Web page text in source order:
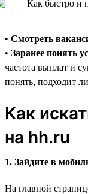
• Смотреть
• Заранее понять
частота выплат и
понять, подходит
Как
на hh.ru
1. Зайдите в
На главной